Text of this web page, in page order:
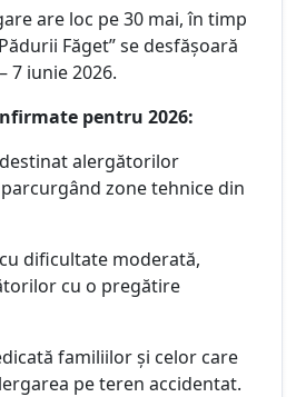
are loc pe 30 mai, în timp
Făget” se desfășoară
7 iunie 2026.
pentru 2026:
alergătorilor
zone tehnice din
dificultate moderată,
cu o pregătire
familiilor și celor care
pe teren accidentat.